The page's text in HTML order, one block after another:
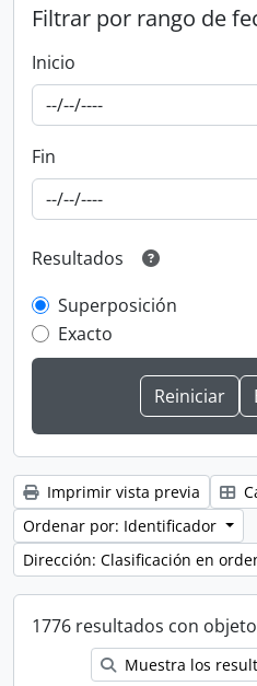
Filtrar por rango de
Inicio
Fin
Resultados
Superposición
Exacto
Imprimir vista previa
Ordenar por: Identificador
Dirección: Clasificación en
1776 resultados con
Muestra los